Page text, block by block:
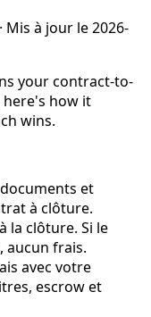
· Mis à jour le2026-
your contract-to-
here's how it
wins.
et
à clôture.
la clôture. Si le
aucun frais.
avec votre
escrow et